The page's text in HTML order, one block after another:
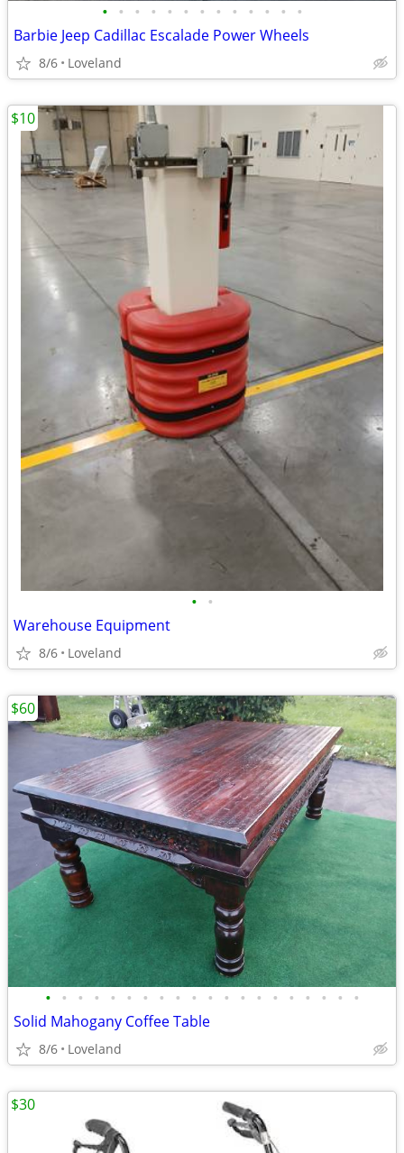
• • • • • • • • • • • • •
Barbie Jeep Cadillac Escalade Power Wheels
8/6 Loveland
• •
Warehouse Equipment
8/6 Loveland
$10
• • • • • • • • • • • • • • • • • • • •
Solid Mahogany Coffee Table
8/6 Loveland
$60
$30